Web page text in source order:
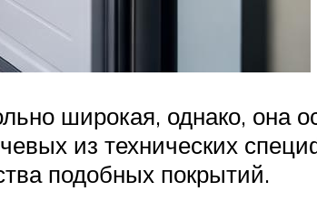
широкая, однако, она
из технических
подобных покрытий.